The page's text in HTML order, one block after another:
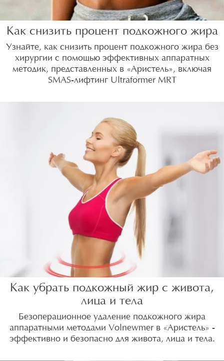
Как снизить процент подкожного жира
Узнайте, как снизить процент подкожного жира без
хирургии с помощью эффективных аппаратных
методик, представленных в «Аристель», включая
SMAS-лифтинг Ultraformer MRT
Как убрать подкожный жир с живота,
лица и тела
Безоперационное удаление подкожного жира
аппаратными методами Volnewmer в «Аристель» -
эффективно и безопасно для живота, лица и тела.